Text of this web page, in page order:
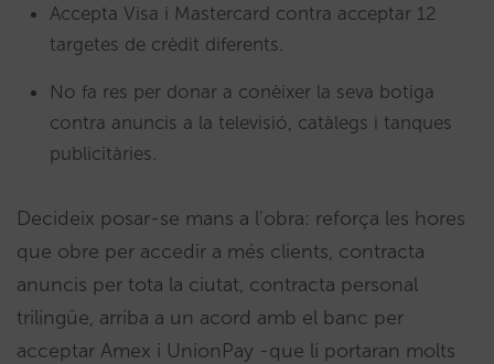
Accepta Visa i Mastercard contra acceptar 12
targetes de crèdit diferents.
No fa res per donar a conèixer la seva botiga
contra anuncis a la televisió, catàlegs i tanques
publicitàries.
Decideix posar-se mans a l’obra: reforça les hores
que obre per accedir a més clients, contracta
anuncis per tota la ciutat, contracta personal
trilingüe, arriba a un acord amb el banc per
acceptar Amex i UnionPay -que li portaran molts